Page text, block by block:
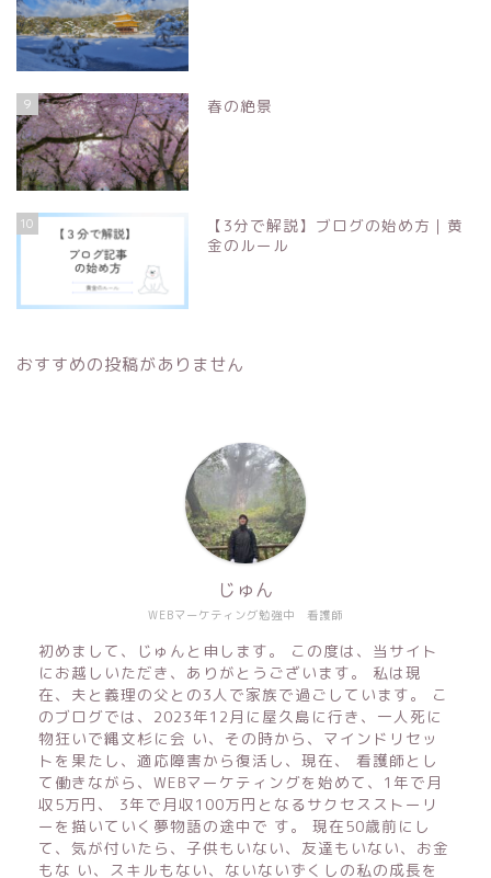
9 春の絶景
10
【3分で解説】ブログの始め方｜黄
金のルール
おすすめの投稿がありません
WEBマーケティング勉強中 看護師
じゅん
初めまして、じゅんと申します。 この度は、当サイト
にお越しいただき、ありがとうございます。 私は現
在、夫と義理の父との3人で家族で過ごしています。 こ
のブログでは、2023年12月に屋久島に行き、一人死に
物狂いで縄文杉に会 い、その時から、マインドリセッ
トを果たし、適応障害から復活し、現在、 看護師とし
て働きながら、WEBマーケティングを始めて、1年で月
収5万円、 3年で月収100万円となるサクセスストーリ
ーを描いていく夢物語の途中で す。 現在50歳前にし
て、気が付いたら、子供もいない、友達もいない、お金
もな い、スキルもない、ないないずくしの私の成長を